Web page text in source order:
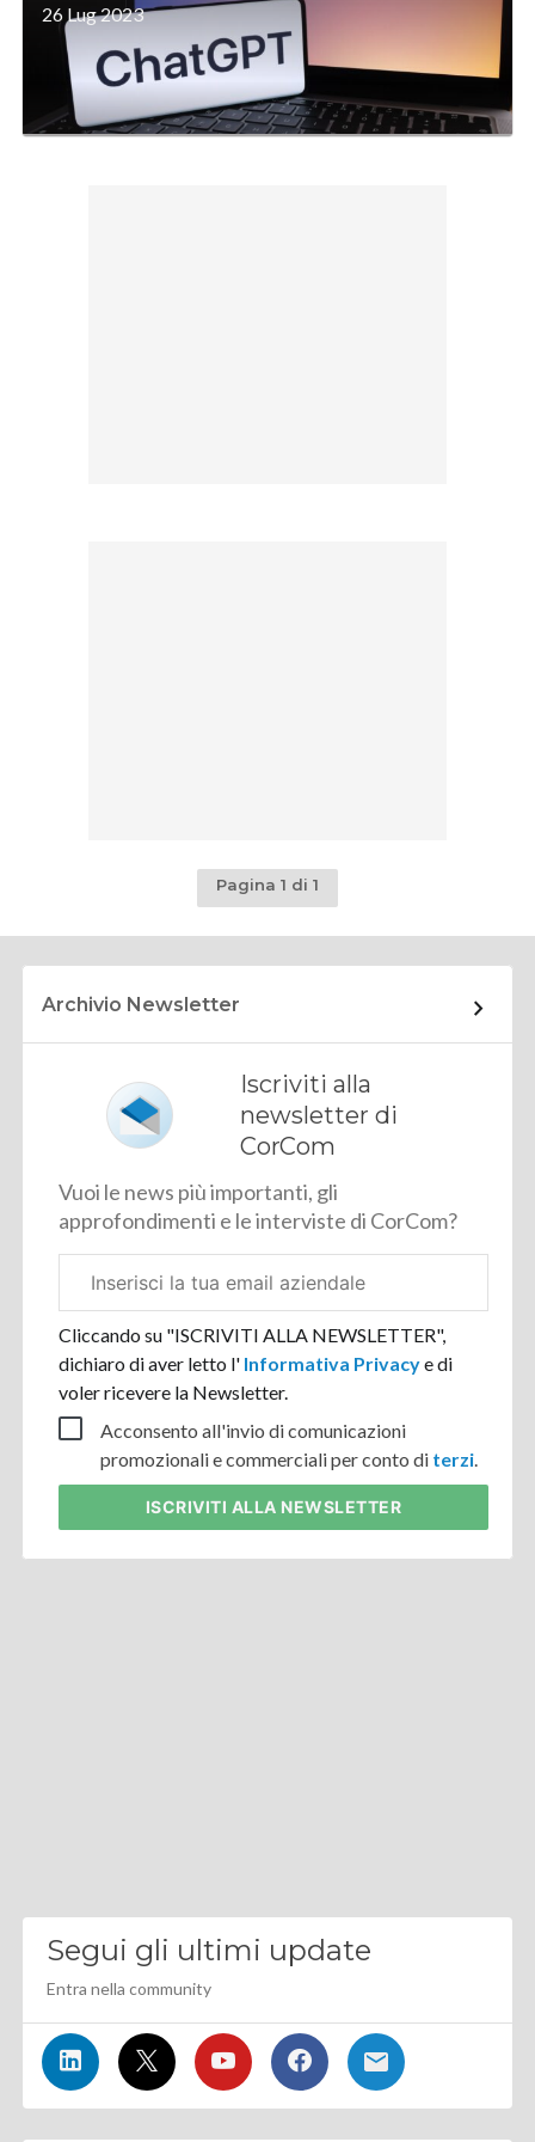
26 Lug 2023
Pagina 1 di 1
Archivio Newsletter
Iscriviti alla
newsletter di
CorCom
Vuoi le news più importanti, gli
approfondimenti e le interviste di CorCom?
aziendale
Cliccando su "ISCRIVITI ALLA NEWSLETTER",
dichiaro di aver letto l' Informativa Privacye di
voler ricevere la Newsletter.
Acconsento all'invio di comunicazioni
promozionali e commerciali per conto di terzi.
ISCRIVITI ALLA NEWSLETTER
Segui gli ultimi update
Entra nella community